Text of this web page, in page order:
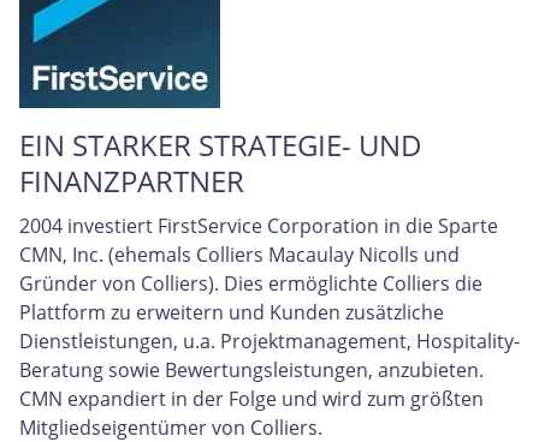
EIN STARKER STRATEGIE- UND
FINANZPARTNER
2004 investiert FirstService Corporation in die Sparte
CMN, Inc. (ehemals Colliers Macaulay Nicolls und
Gründer von Colliers). Dies ermöglichte Colliers die
Plattform zu erweitern und Kunden zusätzliche
Dienstleistungen, u.a. Projektmanagement, Hospitality-
Beratung sowie Bewertungsleistungen, anzubieten.
CMN expandiert in der Folge und wird zum größten
Mitgliedseigentümer von Colliers.